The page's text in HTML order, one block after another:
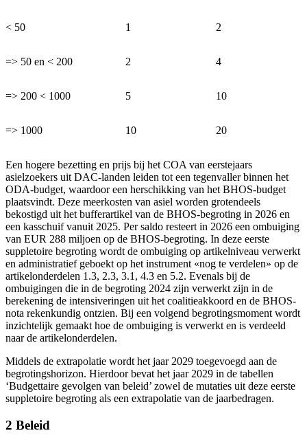
< 50 1 2
=> 50 en < 200 2 4
=> 200 < 1000 5 10
=> 1000 10 20
Een hogere bezetting en prijs bij het COA van eerstejaars
asielzoekers uit DAC-landen leiden tot een tegenvaller binnen het
ODA-budget, waardoor een herschikking van het BHOS-budget
plaatsvindt. Deze meerkosten van asiel worden grotendeels
bekostigd uit het bufferartikel van de BHOS-begroting in 2026 en
een kasschuif vanuit 2025. Per saldo resteert in 2026 een ombuiging
van EUR 288 miljoen op de BHOS-begroting. In deze eerste
suppletoire begroting wordt de ombuiging op artikelniveau verwerkt
en administratief geboekt op het instrument «nog te verdelen» op de
artikelonderdelen 1.3, 2.3, 3.1, 4.3 en 5.2. Evenals bij de
ombuigingen die in de begroting 2024 zijn verwerkt zijn in de
berekening de intensiveringen uit het coalitieakkoord en de BHOS-
nota rekenkundig ontzien. Bij een volgend begrotingsmoment wordt
inzichtelijk gemaakt hoe de ombuiging is verwerkt en is verdeeld
naar de artikelonderdelen.
Middels de extrapolatie wordt het jaar 2029 toegevoegd aan de
begrotingshorizon. Hierdoor bevat het jaar 2029 in de tabellen
‘Budgettaire gevolgen van beleid’ zowel de mutaties uit deze eerste
suppletoire begroting als een extrapolatie van de jaarbedragen.
2 Beleid